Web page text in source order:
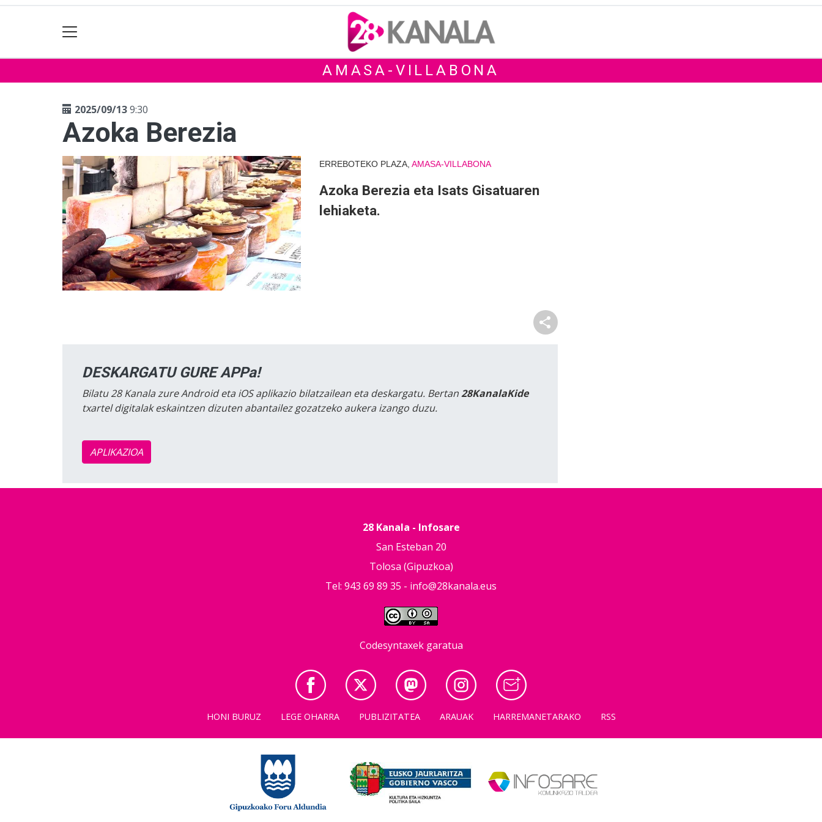
AMASA-VILLABONA
2025/09/139:30
Azoka Berezia
ERREBOTEKO PLAZA, AMASA-VILLABONA
Azoka Berezia eta Isats Gisatuaren
lehiaketa.
DESKARGATU GURE APPa!
Bilatu 28 Kanala zure Android eta iOS aplikazio bilatzailean eta deskargatu. Bertan28KanalaKide
txartel digitalak eskaintzen dizuten abantailez gozatzeko aukera izango duzu.
APLIKAZIOA
28 Kanala - Infosare
San Esteban 20
Tolosa (Gipuzkoa)
Tel: 943 69 89 35 - info@28kanala.eus
Codesyntaxek garatua
HONI BURUZ LEGE OHARRA PUBLIZITATEA ARAUAK HARREMANETARAKO RSS